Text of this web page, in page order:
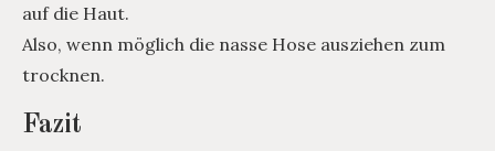
auf die Haut.
Also, wenn möglich die nasse Hose ausziehen zum
trocknen.
Fazit